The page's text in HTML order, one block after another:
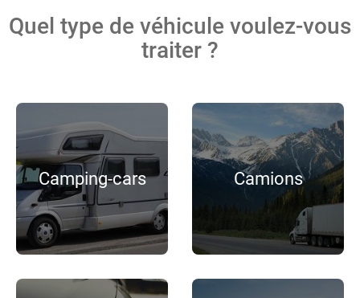
Quel type de véhicule voulez-vous
traiter ?
Camping-cars Camions